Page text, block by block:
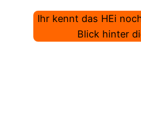
Ihr kennt das HEi
Blick hinter